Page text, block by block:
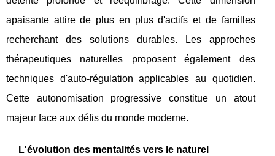
apaisante attire de plus en plus d'actifs et de familles
recherchant des solutions durables. Les approches
thérapeutiques naturelles proposent également des
techniques d'auto-régulation applicables au quotidien.
Cette autonomisation progressive constitue un atout
majeur face aux défis du monde moderne.
L'évolution des mentalités vers le naturel